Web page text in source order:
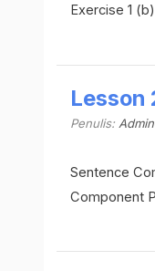
Exercise 1 (b)
Lesson
Penulis:
Sentence
Component